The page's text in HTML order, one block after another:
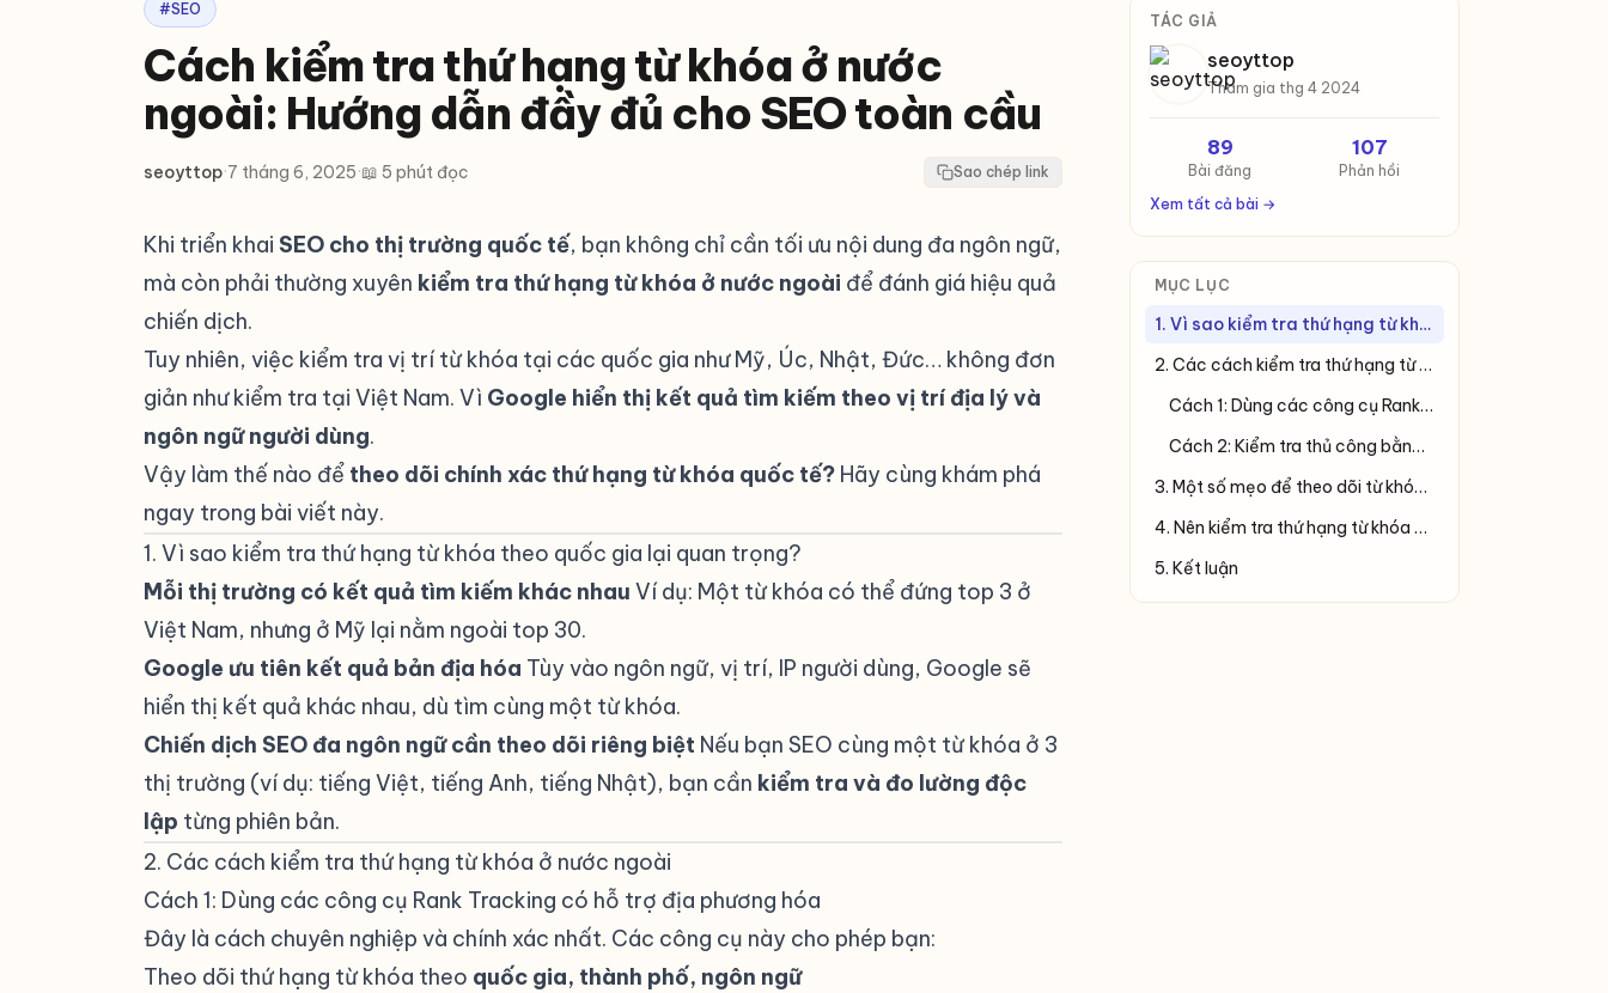
#SEO
Cách kiểm tra thứ hạng từ khóa ở nước
ngoài: Hướng dẫn đầy đủ cho SEO toàn cầu
seoyttop·7 tháng 6, 2025·📖 5 phút đọc Sao chép link
Khi triển khai SEO cho thị trường quốc tế, bạn không chỉ cần tối ưu nội dung đa ngôn ngữ,
mà còn phải thường xuyên kiểm tra thứ hạng từ khóa ở nước ngoài để đánh giá hiệu quả
chiến dịch.
Tuy nhiên, việc kiểm tra vị trí từ khóa tại các quốc gia như Mỹ, Úc, Nhật, Đức… không đơn
giản như kiểm tra tại Việt Nam. Vì Google hiển thị kết quả tìm kiếm theo vị trí địa lý và
ngôn ngữ người dùng.
Vậy làm thế nào để theo dõi chính xác thứ hạng từ khóa quốc tế? Hãy cùng khám phá
ngay trong bài viết này.
1. Vì sao kiểm tra thứ hạng từ khóa theo quốc gia lại quan trọng?
Mỗi thị trường có kết quả tìm kiếm khác nhau Ví dụ: Một từ khóa có thể đứng top 3 ở
Việt Nam, nhưng ở Mỹ lại nằm ngoài top 30.
Google ưu tiên kết quả bản địa hóa Tùy vào ngôn ngữ, vị trí, IP người dùng, Google sẽ
hiển thị kết quả khác nhau, dù tìm cùng một từ khóa.
Chiến dịch SEO đa ngôn ngữ cần theo dõi riêng biệt Nếu bạn SEO cùng một từ khóa ở 3
thị trường (ví dụ: tiếng Việt, tiếng Anh, tiếng Nhật), bạn cần kiểm tra và đo lường độc
lập từng phiên bản.
2. Các cách kiểm tra thứ hạng từ khóa ở nước ngoài
Cách 1: Dùng các công cụ Rank Tracking có hỗ trợ địa phương hóa
Đây là cách chuyên nghiệp và chính xác nhất. Các công cụ này cho phép bạn:
Theo dõi thứ hạng từ khóa theo quốc gia, thành phố, ngôn ngữ
TÁC GIẢ
seoyttop
Tham gia thg 4 2024
89
Bài đăng
107
Phản hồi
Xem tất cả bài →
MỤC LỤC
1. Vì sao kiểm tra thứ hạng từ khóa theo quốc gia lại quan trọng?
2. Các cách kiểm tra thứ hạng từ khóa ở nước ngoài
Cách 1: Dùng các công cụ Rank Tracking có hỗ trợ địa phương hóa
Cách 2: Kiểm tra thủ công bằng Google Search địa phương
3. Một số mẹo để theo dõi từ khóa đa ngôn ngữ hiệu quả
4. Nên kiểm tra thứ hạng từ khóa ở nước ngoài bao lâu một lần?
5. Kết luận